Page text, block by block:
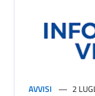
AVVISI 2